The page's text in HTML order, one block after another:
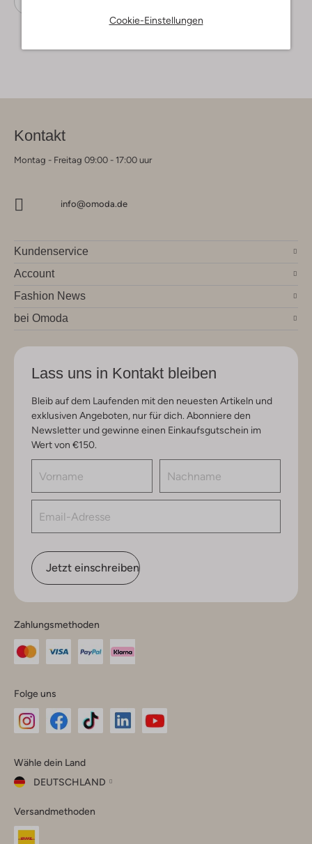
Cookie-Einstellungen
Kontakt
Montag - Freitag 09:00 - 17:00 uur
info@omoda.de
Kundenservice
Account
Fashion News
bei Omoda
Lass uns in Kontakt bleiben
Bleib auf dem Laufenden mit den neuesten Artikeln und
exklusiven Angeboten, nur für dich. Abonniere den
Newsletter und gewinne einen Einkaufsgutschein im
Wert von €150.
Jetzt einschreiben
Zahlungsmethoden
Folge uns
Instagram
Facebook
TikTok
Wähle dein Land
DEUTSCHLAND
dein
Land
Versandmethoden